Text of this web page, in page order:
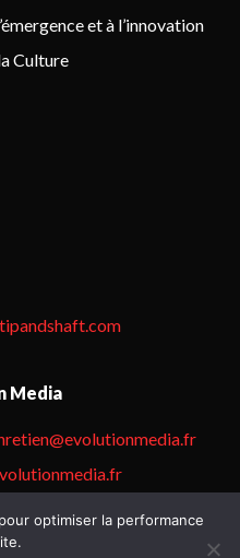
et à l’innovation
Culture
Media
réservés.Mentions légales &
optimiser la performance